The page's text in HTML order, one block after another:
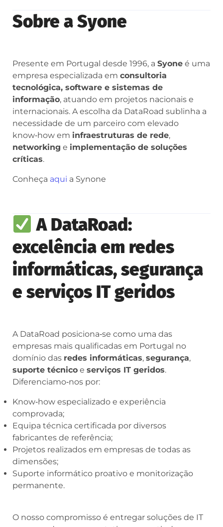
Sobre a Syone
Presente em Portugal desde 1996, a Syone é uma
empresa especializada em consultoria
tecnológica, software e sistemas de
informação, atuando em projetos nacionais e
internacionais. A escolha da DataRoad sublinha a
necessidade de um parceiro com elevado
know‑how em infraestruturas de rede,
networking e implementação de soluções
críticas.
Conheça aqui a Synone
A DataRoad:
excelência em redes
informáticas, segurança
e serviços IT geridos
A DataRoad posiciona‑se como uma das
empresas mais qualificadas em Portugal no
domínio das redes informáticas, segurança,
suporte técnico e serviços IT geridos.
Diferenciamo‑nos por:
Know‑how especializado e experiência
comprovada;
Equipa técnica certificada por diversos
fabricantes de referência;
Projetos realizados em empresas de todas as
dimensões;
Suporte informático proativo e monitorização
permanente.
O nosso compromisso é entregar soluções de IT